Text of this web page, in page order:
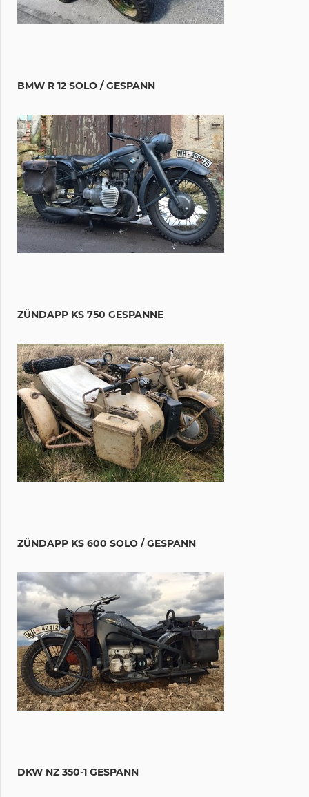
BMW R 12 SOLO / GESPANN
ZÜNDAPP KS 750 GESPANNE
ZÜNDAPP KS 600 SOLO / GESPANN
DKW NZ 350-1 GESPANN